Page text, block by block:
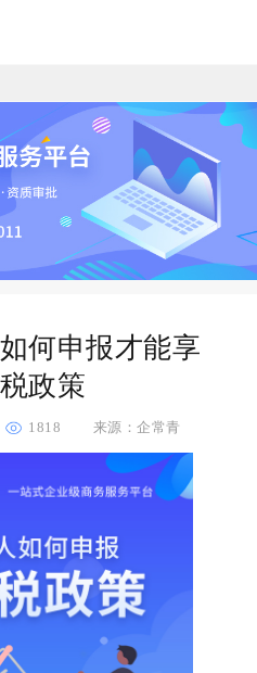
何申报才能享
政策
1818 来源：企常青